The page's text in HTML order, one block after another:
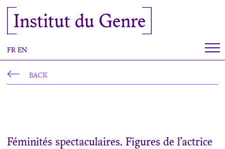
Institut du Genre
FR EN
BACK
Féminités spectaculaires. Figures de l’actrice